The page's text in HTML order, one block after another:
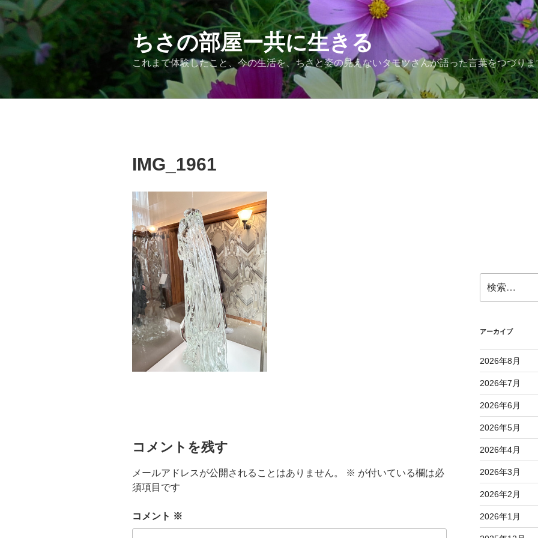
コ
ン
テ
ツ
ちさの部屋ー共に生きる
これまで体験したこと、今の生活を、ちさと姿の見えないタモツさんが語った言葉をつづりま
IMG_1961
コメントを残す
メールアドレスが公開されることはありません。 ※ が付いている欄は必
須項目です
コメント ※
索:
アーカイブ
2026年8月
2026年7月
2026年6月
2026年5月
2026年4月
2026年3月
2026年2月
2026年1月